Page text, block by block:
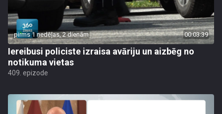
pirms 1 nedēļas, 2 dienām 00:03:39
Iereibusi policiste izraisa avāriju un aizbēg no
notikuma vietas
409. epizode